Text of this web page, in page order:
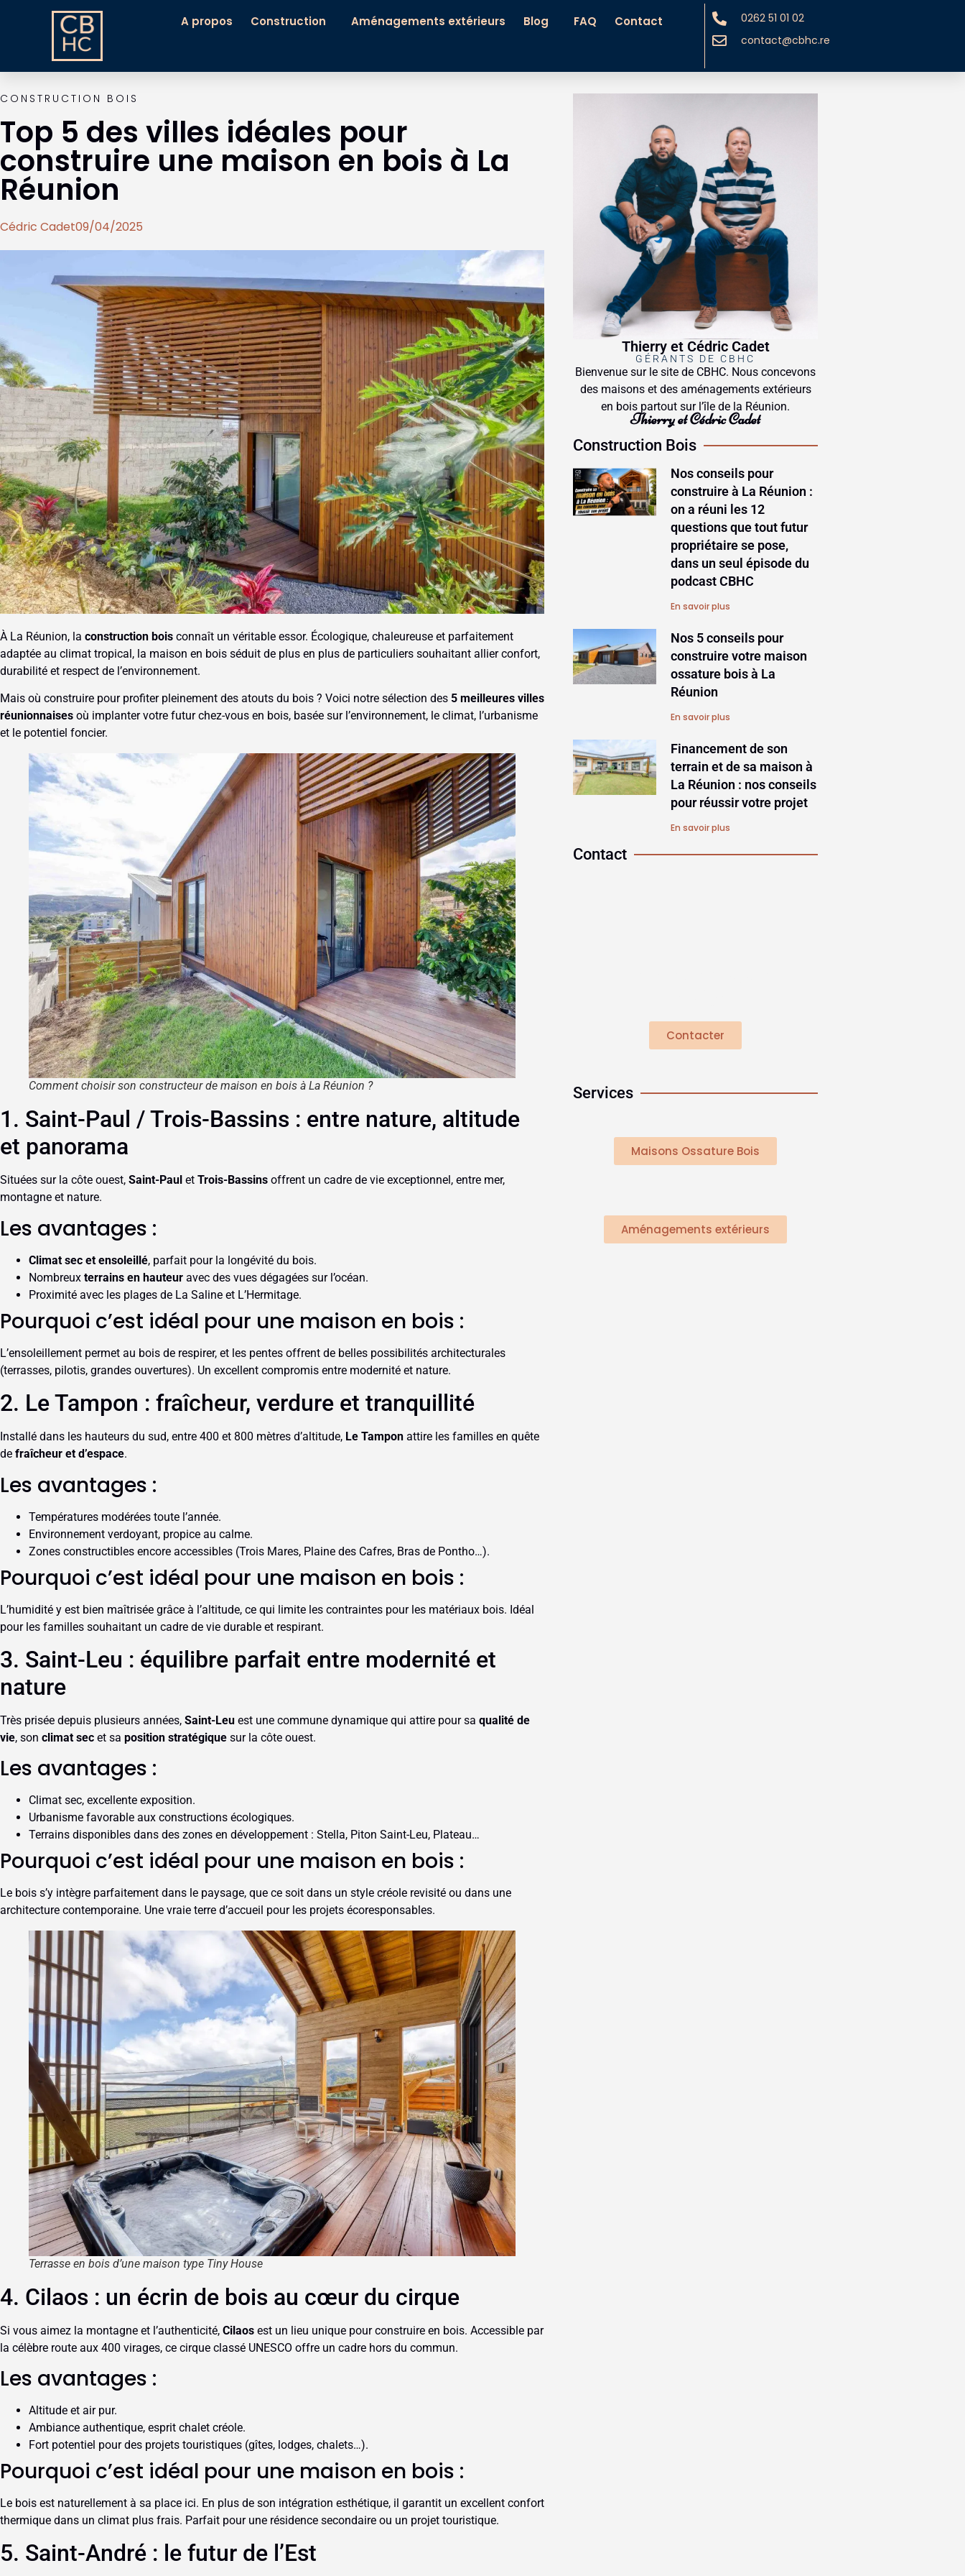
A propos Construction Aménagements extérieurs Blog FAQ Contact
0262 51 01 02
contact@cbhc.re
CONSTRUCTION BOIS
Top 5 des villes idéales pour
construire une maison en bois à La
Réunion
Cédric Cadet09/04/2025
À La Réunion, la construction bois connaît un véritable essor. Écologique, chaleureuse et parfaitement
adaptée au climat tropical, la maison en bois séduit de plus en plus de particuliers souhaitant allier confort,
durabilité et respect de l’environnement.
Mais où construire pour profiter pleinement des atouts du bois ? Voici notre sélection des 5 meilleures villes
réunionnaises où implanter votre futur chez-vous en bois, basée sur l’environnement, le climat, l’urbanisme
et le potentiel foncier.
Comment choisir son constructeur de maison en bois à La Réunion ?
1. Saint-Paul / Trois-Bassins : entre nature, altitude
et panorama
Situées sur la côte ouest, Saint-Paul et Trois-Bassins offrent un cadre de vie exceptionnel, entre mer,
montagne et nature.
Les avantages :
Climat sec et ensoleillé, parfait pour la longévité du bois.
Nombreux terrains en hauteur avec des vues dégagées sur l’océan.
Proximité avec les plages de La Saline et L’Hermitage.
Pourquoi c’est idéal pour une maison en bois :
L’ensoleillement permet au bois de respirer, et les pentes offrent de belles possibilités architecturales
(terrasses, pilotis, grandes ouvertures). Un excellent compromis entre modernité et nature.
2. Le Tampon : fraîcheur, verdure et tranquillité
Installé dans les hauteurs du sud, entre 400 et 800 mètres d’altitude, Le Tampon attire les familles en quête
de fraîcheur et d’espace.
Les avantages :
Températures modérées toute l’année.
Environnement verdoyant, propice au calme.
Zones constructibles encore accessibles (Trois Mares, Plaine des Cafres, Bras de Pontho…).
Pourquoi c’est idéal pour une maison en bois :
L’humidité y est bien maîtrisée grâce à l’altitude, ce qui limite les contraintes pour les matériaux bois. Idéal
pour les familles souhaitant un cadre de vie durable et respirant.
3. Saint-Leu : équilibre parfait entre modernité et
nature
Très prisée depuis plusieurs années, Saint-Leu est une commune dynamique qui attire pour sa qualité de
vie, son climat sec et sa position stratégique sur la côte ouest.
Les avantages :
Climat sec, excellente exposition.
Urbanisme favorable aux constructions écologiques.
Terrains disponibles dans des zones en développement : Stella, Piton Saint-Leu, Plateau…
Pourquoi c’est idéal pour une maison en bois :
Le bois s’y intègre parfaitement dans le paysage, que ce soit dans un style créole revisité ou dans une
architecture contemporaine. Une vraie terre d’accueil pour les projets écoresponsables.
Terrasse en bois d’une maison type Tiny House
4. Cilaos : un écrin de bois au cœur du cirque
Si vous aimez la montagne et l’authenticité, Cilaos est un lieu unique pour construire en bois. Accessible par
la célèbre route aux 400 virages, ce cirque classé UNESCO offre un cadre hors du commun.
Les avantages :
Altitude et air pur.
Ambiance authentique, esprit chalet créole.
Fort potentiel pour des projets touristiques (gîtes, lodges, chalets…).
Pourquoi c’est idéal pour une maison en bois :
Le bois est naturellement à sa place ici. En plus de son intégration esthétique, il garantit un excellent confort
thermique dans un climat plus frais. Parfait pour une résidence secondaire ou un projet touristique.
5. Saint-André : le futur de l’Est
Thierry et Cédric Cadet
GÉRANTS DE CBHC
Bienvenue sur le site de CBHC. Nous concevons
des maisons et des aménagements extérieurs
en bois partout sur l’île de la Réunion.
Thierry et Cédric Cadet
Construction Bois
Nos conseils pour
construire à La Réunion :
on a réuni les 12
questions que tout futur
propriétaire se pose,
dans un seul épisode du
podcast CBHC
En savoir plus
Nos 5 conseils pour
construire votre maison
ossature bois à La
Réunion
En savoir plus
Financement de son
terrain et de sa maison à
La Réunion : nos conseils
pour réussir votre projet
En savoir plus
Contact
Contacter
Services
Maisons Ossature Bois
Aménagements extérieurs